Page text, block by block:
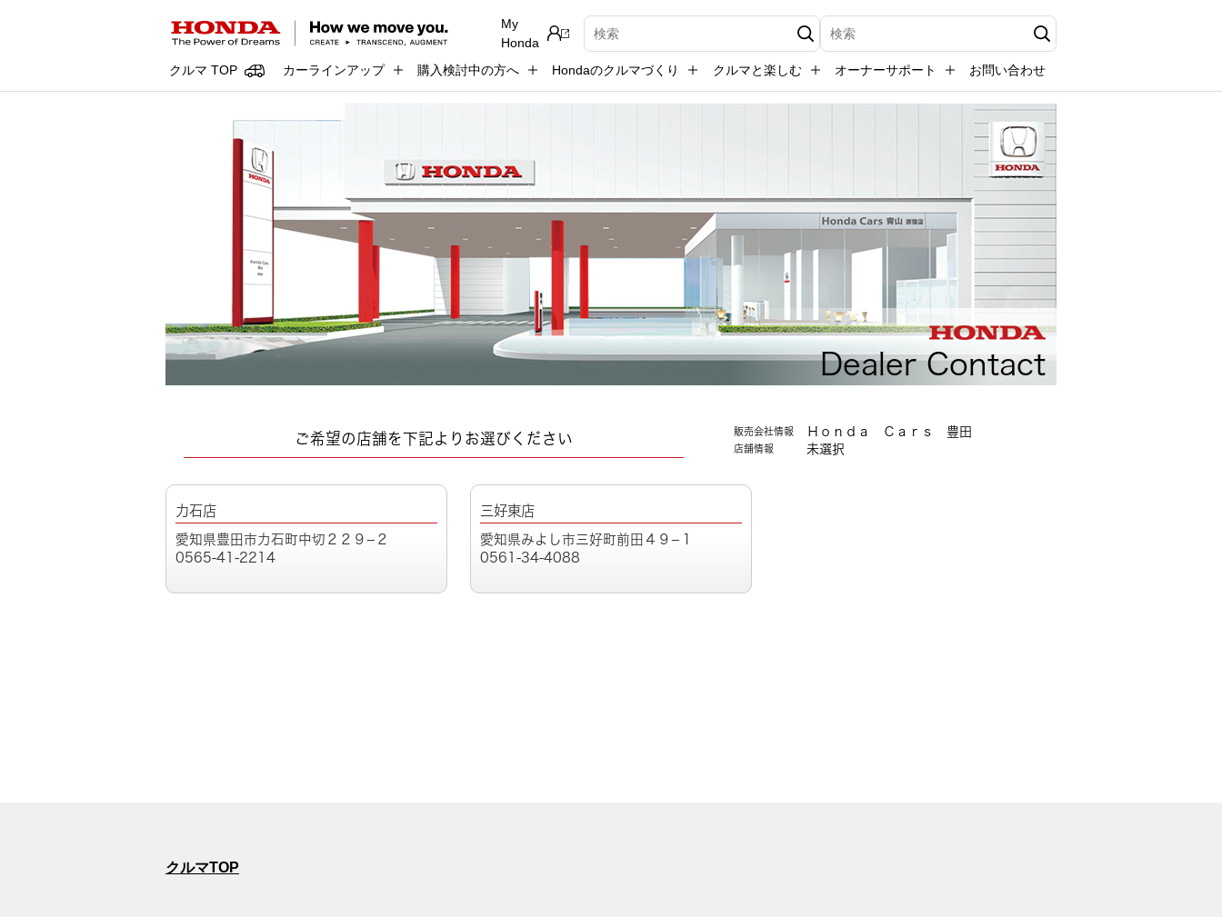
My
Honda
検索キーワード入力 検索キーワード入力
クルマ TOP カーラインアップ 購入検討中の方へ Hondaのクルマづくり クルマと楽しむ オーナーサポート お問い合わせ
Dealer Contact
販売会社情報 Ｈｏｎｄａ Ｃａｒｓ 豊田
店舗情報 未選択
ご希望の店舗を下記よりお選びください
力石店
愛知県豊田市力石町中切２２９−２
0565-41-2214
三好東店
愛知県みよし市三好町前田４９−１
0561-34-4088
クルマTOP